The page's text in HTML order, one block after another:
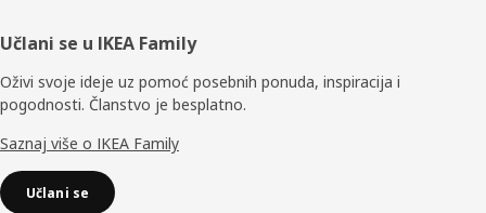
Podnožje
Učlani se u IKEA Family
Oživi svoje ideje uz pomoć posebnih ponuda, inspiracija i
pogodnosti. Članstvo je besplatno.
Saznaj više o IKEA Family
Učlani se